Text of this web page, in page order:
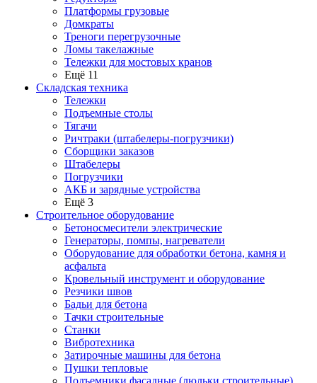
Платформы грузовые
Домкраты
Треноги перегрузочные
Ломы такелажные
Тележки для мостовых кранов
Ещё 11
Складская техника
Тележки
Подъемные столы
Тягачи
Ричтраки (штабелеры-погрузчики)
Сборщики заказов
Штабелеры
Погрузчики
АКБ и зарядные устройства
Ещё 3
Строительное оборудование
Бетоносмесители электрические
Генераторы, помпы, нагреватели
Оборудование для обработки бетона, камня и
асфальта
Кровельный инструмент и оборудование
Резчики швов
Бадьи для бетона
Тачки строительные
Станки
Вибротехника
Затирочные машины для бетона
Пушки тепловые
Подъемники фасадные (люльки строительные)